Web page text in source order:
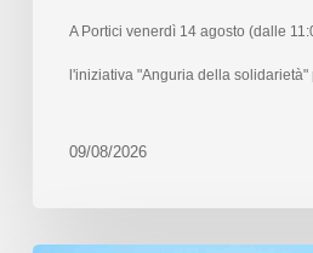
A Portici venerdì 14 agosto (dalle
l'iniziativa "Anguria della
09/08/2026